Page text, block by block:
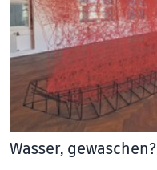
Wasser, gewaschen?